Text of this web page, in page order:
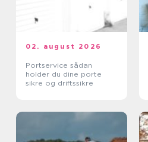
02. august 2026
Portservice sådan
holder du dine porte
sikre og driftssikre